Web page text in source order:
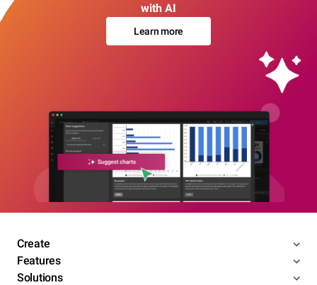
with AI
Learn more
Create
Features
Solutions